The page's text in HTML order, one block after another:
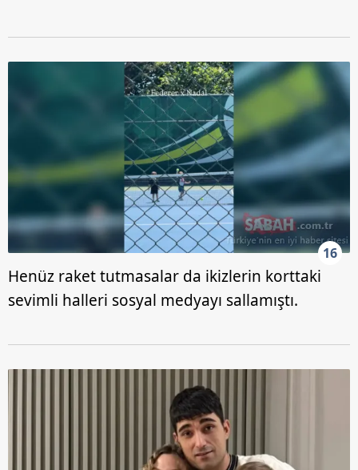
16
Henüz raket tutmasalar da ikizlerin korttaki
sevimli halleri sosyal medyayı sallamıştı.